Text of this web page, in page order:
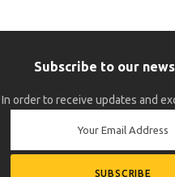
Subscribe to our
In order to receive updates and